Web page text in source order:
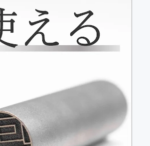
舞台・パ
・サービス開発
ビューテ